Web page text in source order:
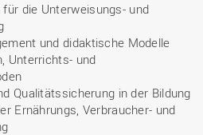
die Unterweisungs- und
und didaktische Modelle
Unterrichts- und
Qualitätssicherung in der Bildung
Ernährungs, Verbraucher- und